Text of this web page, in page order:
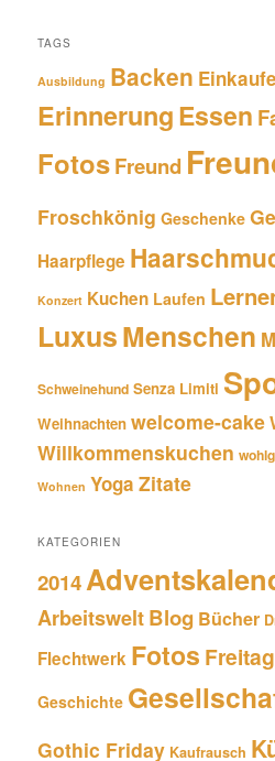
TAGS
Ausbildung Backen
ErinnerungEssen
FotosFreund
Froschkönig Geschenke
Haarpflege
Konzert Kuchen Laufen
LuxusMenschen
Schweinehund Senza Limiti
Weihnachten welcome-cake
Willkommenskuchen
Wohnen Yoga Zitate
KATEGORIEN
2014
ArbeitsweltBlog Bücher
Flechtwerk Fotos
Geschichte
Gothic Friday Kaufrausch